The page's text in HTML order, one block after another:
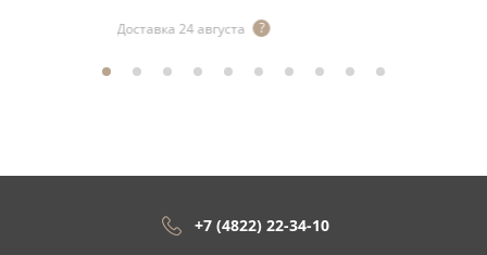
Доставка 24 августа
+7 (4822) 22-34-10